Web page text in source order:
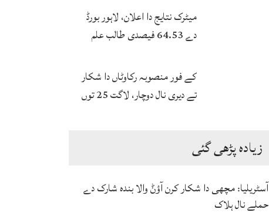
میٹرک نتایج دا اعلان، لاہور بورڈ
دے 64.53 فیصدی طالب علم
کے فور منصوبہ رکاوٹاں دا شکار
تے دیری نال دوچار، لاگت 25 توں
زیادہ پڑھی گئی
آسٹریلیا: مچھی دا شکار کرن آؤݨ والا بندہ شارک دے
حملے نال ہلاک